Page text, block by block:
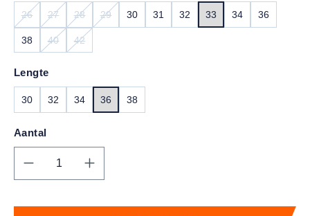
26
(DEZE OPTIE IS MOMENTEEL NIET BESCHIKBAAR.)
27
(DEZE OPTIE IS MOMENTEEL NIET BESCHIKBAAR.)
28
(DEZE OPTIE IS MOMENTEEL NIET BESCHIKBAAR.)
29 30 31 32 33 34 36
38 40
(DEZE OPTIE IS MOMENTEEL NIET BESCHIKBAAR.)
42
Lengte
30 32 34 36 38
Aantal
Producthoeveelheid: Voer de gewenste